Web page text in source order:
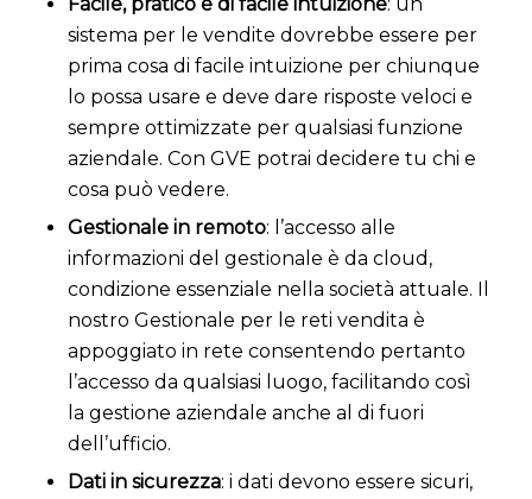
sistema per le vendite dovrebbe essere per
prima cosa di facile intuizione per chiunque
lo possa usare e deve dare risposte veloci e
sempre ottimizzate per qualsiasi funzione
aziendale. Con GVE potrai decidere tu chi e
cosa può vedere.
Gestionale in remoto: l’accesso alle
informazioni del gestionale è da cloud,
condizione essenziale nella società attuale. Il
nostro Gestionale per le reti vendita è
appoggiato in rete consentendo pertanto
l’accesso da qualsiasi luogo, facilitando così
la gestione aziendale anche al di fuori
dell’ufficio.
Dati in sicurezza: i dati devono essere sicuri,